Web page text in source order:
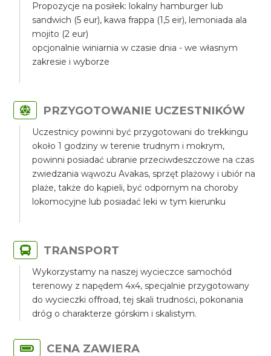
Propozycje na posiłek: lokalny hamburger lub
sandwich (5 eur), kawa frappa (1,5 eir), lemoniada ala
mojito (2 eur)
opcjonalnie winiarnia w czasie dnia - we własnym
zakresie i wyborze
PRZYGOTOWANIE UCZESTNIKÓW
Uczestnicy powinni być przygotowani do trekkingu
około 1 godziny w terenie trudnym i mokrym,
powinni posiadać ubranie przeciwdeszczowe na czas
zwiedzania wąwozu Avakas, sprzęt plażowy i ubiór na
plaże, także do kąpieli, być odpornym na choroby
lokomocyjne lub posiadać leki w tym kierunku
TRANSPORT
Wykorzystamy na naszej wycieczce samochód
terenowy z napędem 4x4, specjalnie przygotowany
do wycieczki offroad, tej skali trudności, pokonania
dróg o charakterze górskim i skalistym.
CENA ZAWIERA